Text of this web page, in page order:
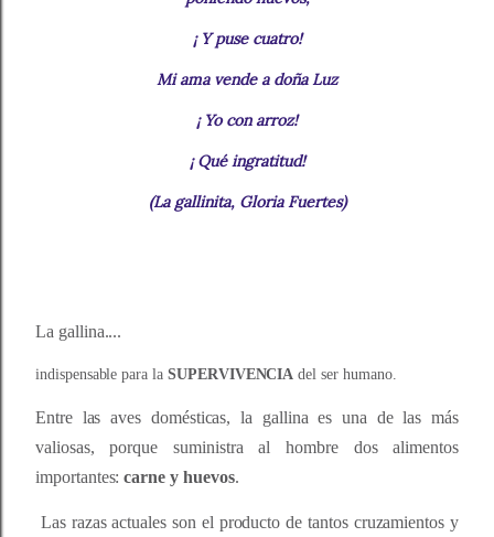
¡ Y puse cuatro!
Mi ama vende a doña Luz
¡ Yo con arroz!
¡ Qué ingratitud!
(La gallinita, Gloria Fuertes)
La gallina....
indispensable para la SUPERVIVENCIA del ser humano.
Entre las aves domésticas, la gallina es una de las más
valiosas, porque suministra al hombre dos alimentos
importantes:carne y huevos.
Las razas actuales son el producto de tantos cruzamientos y